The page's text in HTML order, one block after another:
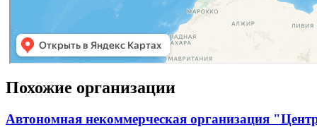
Похожие организации
Автономная некоммерческая организация